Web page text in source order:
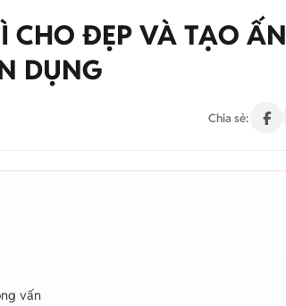
ĐẸP VÀ TẠO ẤN
DỤNG
Chia sẻ:
vấn